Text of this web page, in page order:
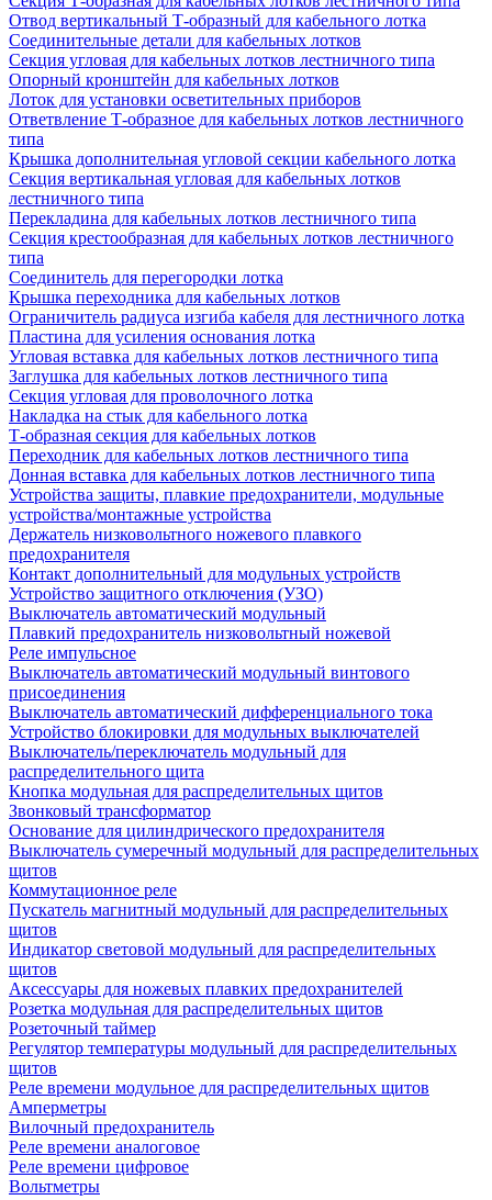
Отвод вертикальный Т-образный для кабельного лотка
Соединительные детали для кабельных лотков
Секция угловая для кабельных лотков лестничного типа
Опорный кронштейн для кабельных лотков
Лоток для установки осветительных приборов
Ответвление Т-образное для кабельных лотков лестничного
типа
Крышка дополнительная угловой секции кабельного лотка
Секция вертикальная угловая для кабельных лотков
лестничного типа
Перекладина для кабельных лотков лестничного типа
Секция крестообразная для кабельных лотков лестничного
типа
Соединитель для перегородки лотка
Крышка переходника для кабельных лотков
Ограничитель радиуса изгиба кабеля для лестничного лотка
Пластина для усиления основания лотка
Угловая вставка для кабельных лотков лестничного типа
Заглушка для кабельных лотков лестничного типа
Секция угловая для проволочного лотка
Накладка на стык для кабельного лотка
Т-образная секция для кабельных лотков
Переходник для кабельных лотков лестничного типа
Донная вставка для кабельных лотков лестничного типа
Устройства защиты, плавкие предохранители, модульные
устройства/монтажные устройства
Держатель низковольтного ножевого плавкого
предохранителя
Контакт дополнительный для модульных устройств
Устройство защитного отключения (УЗО)
Выключатель автоматический модульный
Плавкий предохранитель низковольтный ножевой
Реле импульсное
Выключатель автоматический модульный винтового
присоединения
Выключатель автоматический дифференциального тока
Устройство блокировки для модульных выключателей
Выключатель/переключатель модульный для
распределительного щита
Кнопка модульная для распределительных щитов
Звонковый трансформатор
Основание для цилиндрического предохранителя
Выключатель сумеречный модульный для распределительных
щитов
Коммутационное реле
Пускатель магнитный модульный для распределительных
щитов
Индикатор световой модульный для распределительных
щитов
Аксессуары для ножевых плавких предохранителей
Розетка модульная для распределительных щитов
Розеточный таймер
Регулятор температуры модульный для распределительных
щитов
Реле времени модульное для распределительных щитов
Амперметры
Вилочный предохранитель
Реле времени аналоговое
Реле времени цифровое
Вольтметры